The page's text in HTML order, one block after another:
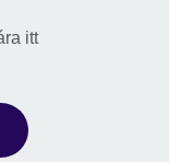
itt